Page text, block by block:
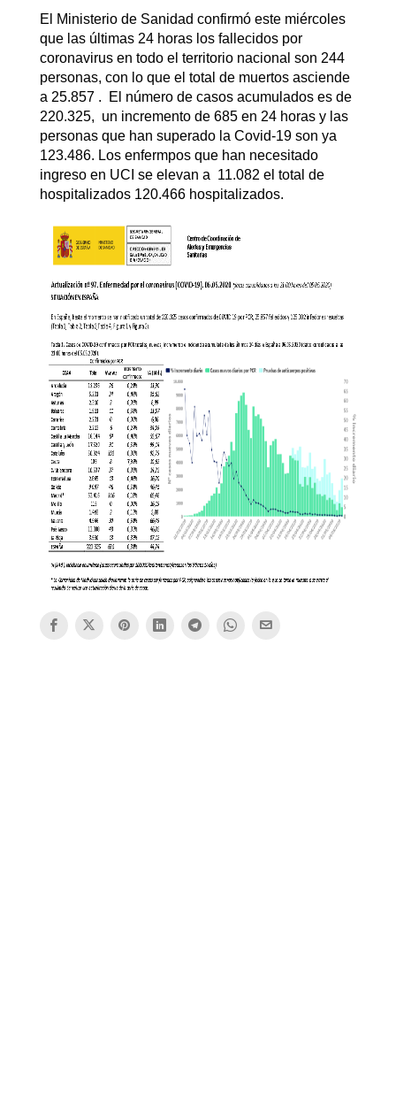
El Ministerio de Sanidad confirmó este miércoles
que las últimas 24 horas los fallecidos por
coronavirus en todo el territorio nacional son 244
personas, con lo que el total de muertos asciende
a 25.857 . El número de casos acumulados es de
220.325, un incremento de 685 en 24 horas y las
personas que han superado la Covid-19 son ya
123.486. Los enfermpos que han necesitado
ingreso en UCI se elevan a 11.082 el total de
hospitalizados 120.466 hospitalizados.